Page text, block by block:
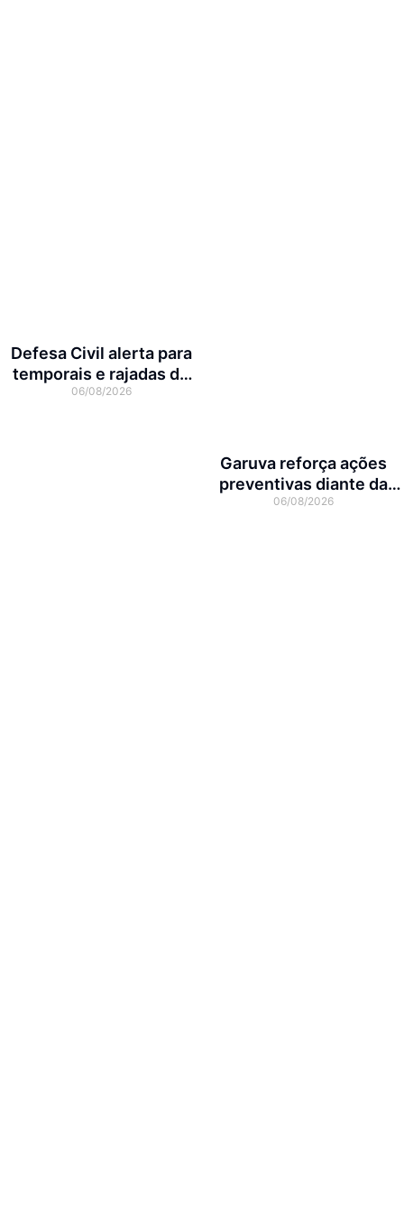
Defesa Civil alerta para
temporais e rajadas de
vento de até 70 km/h em
06/08/2026
Garuva reforça ações
preventivas diante da
previsão de atuação do El
06/08/2026